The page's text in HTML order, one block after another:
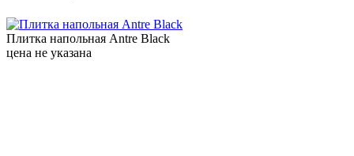
Плитка напольная Antre Black
цена не указана